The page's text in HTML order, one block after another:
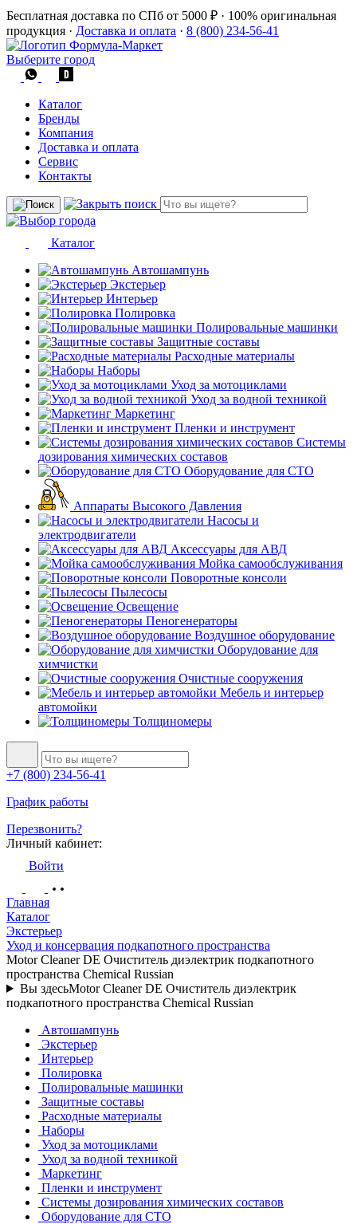
Бесплатная доставка по СПб от 5000 ₽ · 100% оригинальная
продукция · Доставка и оплата · 8 (800) 234-56-41
Выберите город
Каталог
Бренды
Компания
Доставка и оплата
Сервис
Контакты
Каталог
Автошампунь
Экстерьер
Интерьер
Полировка
Полировальные машинки
Защитные составы
Расходные материалы
Наборы
Уход за мотоциклами
Уход за водной техникой
Маркетинг
Пленки и инструмент
Системы
дозирования химических составов
Оборудование для СТО
Аппараты Высокого Давления
Насосы и
электродвигатели
Аксессуары для АВД
Мойка самообслуживания
Поворотные консоли
Пылесосы
Освещение
Пеногенераторы
Воздушное оборудование
Оборудование для
химчистки
Очистные сооружения
Мебель и интерьер
автомойки
Толщиномеры
+7 (800) 234-56-41
График работы
Перезвонить?
Личный кабинет:
Войти
Главная
Каталог
Экстерьер
Уход и консервация подкапотного пространства
Motor Cleaner DE Очиститель диэлектрик подкапотного
пространства Chemical Russian
Вы здесьMotor Cleaner DE Очиститель диэлектрик
подкапотного пространства Chemical Russian
Автошампунь
Экстерьер
Интерьер
Полировка
Полировальные машинки
Защитные составы
Расходные материалы
Наборы
Уход за мотоциклами
Уход за водной техникой
Маркетинг
Пленки и инструмент
Системы дозирования химических составов
Оборудование для СТО